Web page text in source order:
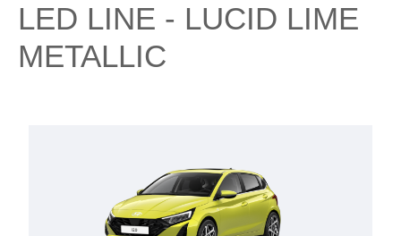
LED LINE - LUCID LIME
METALLIC